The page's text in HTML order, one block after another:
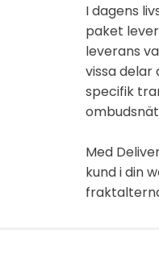
I dagens
paket
leverans
vissa
specifik
Med
kund i din